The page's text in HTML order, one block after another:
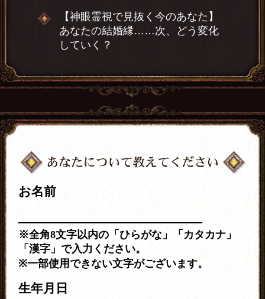
【神眼霊視で見抜く今のあなた】
あなたの結婚縁……次、どう変化
していく？
お名前
※全角8文字以内の「ひらがな」「カタカナ」
「漢字」で入力ください。
※一部使用できない文字がございます。
生年月日